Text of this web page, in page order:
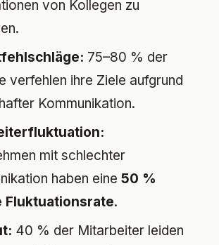
von Kollegen zu
75–80 % der
verfehlen ihre Ziele aufgrund
Kommunikation.
mit schlechter
haben eine 50 %
Fluktuationsrate.
40 % der Mitarbeiter leiden